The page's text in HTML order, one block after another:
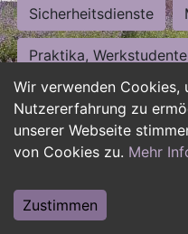
Wir verwenden Cookies,
Nutzererfahrung zu
unserer Webseite
von Cookies zu. Mehr
Zustimmen
Sicherheitsdienste
Praktika,
Personalwesen
Hilfskräfte, Aushilfs-
Weiterbildung,